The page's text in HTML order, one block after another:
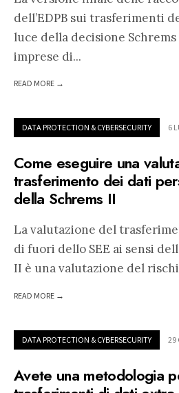
dell’EDPB sui trasferimenti
luce della decisione
imprese di...
READ MORE →
DATA PROTECTION & CYBERSECURITY 6
Come eseguire una
trasferimento dei dati
della Schrems II
La valutazione del
di fuori dello SEE ai sensi
II è una valutazione del
READ MORE →
DATA PROTECTION & CYBERSECURITY 29
Avete una metodologia